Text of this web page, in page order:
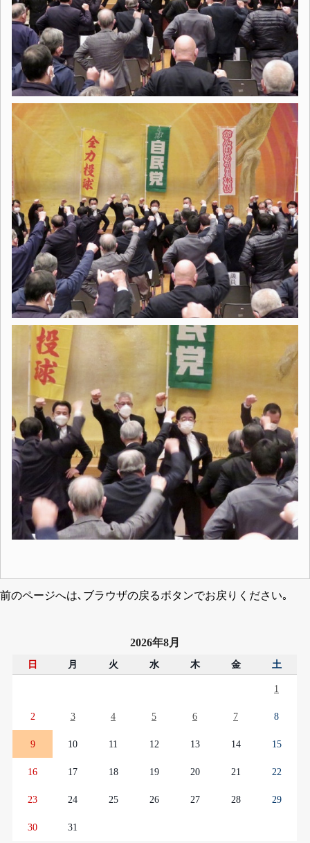
前のページへは､ブラウザの戻るボタンでお戻りください｡
2026年8月
日 月 火 水 木 金 土
1
2 3 4 5 6 7 8
9 10 11 12 13 14 15
16 17 18 19 20 21 22
23 24 25 26 27 28 29
30 31